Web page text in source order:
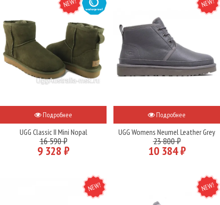
Подробнее
UGG Classic II Mini Nopal
16 590 ₽
9 328 ₽
Подробнее
UGG Womens Neumel Leather Grey
23 800 ₽
10 384 ₽
NEW NEW